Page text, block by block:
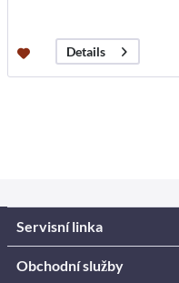
Details
Servisní linka
Obchodní služby